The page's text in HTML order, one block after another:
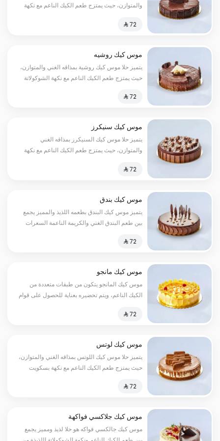
والمتوازن، حيث يمتزج طعم الكيك الناعم مع نكهة
الحلا المثالي لتناوله بعد الوجبات أو لتقديمه في
⁨⁦‪‬ 72⁩
موس كيك روشيه
يتميز حلا موس كيك روشية بمذاقه الغني والمتوازن،
حيث يمتزج طعم الكيك الناعم مع نكهة الشوكولاتة
تنسى السعرات الحرارية:٢٠٠سعره حرارية
⁨⁦‪‬ 72⁩
موس كيك سنيكرز
يتميز حلا موس كيك السنيكرز بمذاقه الغني
والمتوازن، حيث يمتزج طعم الكيك الناعم مع نكهة
حرارية
⁨⁦‪‬ 72⁩
موس كيك بندق
يتميز موس كيك البندق بطعمه اللذيذ والمميز يجمع
بين طعم البندق الغني والكريمة الناعمة السعرات
⁨⁦‪‬ 72⁩
موس كيك مانجو
موس كيك المانجو يتكون من طبقات متعددة من
الكيك الناعم، ويتم تحضيره بعناية للحصول على قوام
يكمن في طبقة الفاكهة الطازجة والعصيرية من
⁨⁦‪‬ 72⁩
موس كيك لوتس
يتميز حلا موس كيك اللوتس بمذاقه الغني والمتوازن،
حيث يمتزج طعم الكيك الناعم مع نكهة بسكويت
الحرارية:١٣٠سعرة حرارية
⁨⁦‪‬ 72⁩
موس كيك جلاكسي فواكهة
موس كيك جالكسي فواكه هو حلا لذيذ ومميز يجمع